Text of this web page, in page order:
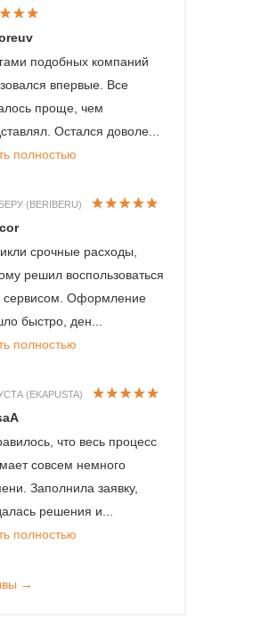
подобных компаний
впервые. Все
проще, чем
Остался доволе...
полностью
(BERIBERU)
срочные расходы,
решил воспользоваться
сервисом. Оформление
быстро, ден...
полностью
(EKAPUSTA)
что весь процесс
совсем немного
Заполнила заявку,
решения и...
полностью
→